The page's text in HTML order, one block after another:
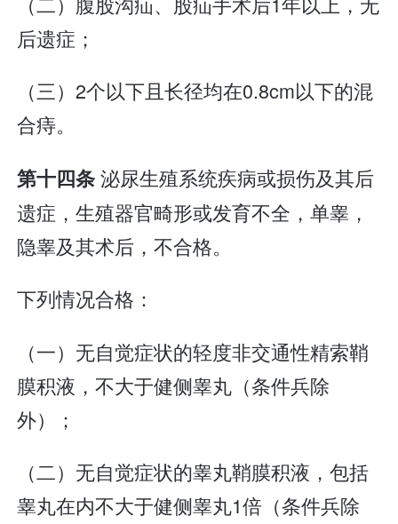
后遗症；
（三）2个以下且长径均在0.8cm以下的混
合痔。
第十四条泌尿生殖系统疾病或损伤及其后
遗症，生殖器官畸形或发育不全，单睾，
隐睾及其术后，不合格。
下列情况合格：
（一）无自觉症状的轻度非交通性精索鞘
膜积液，不大于健侧睾丸（条件兵除
外）；
（二）无自觉症状的睾丸鞘膜积液，包括
睾丸在内不大于健侧睾丸1倍（条件兵除